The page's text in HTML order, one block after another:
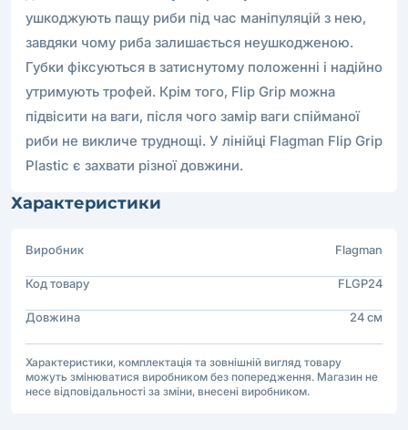
ушкоджують пащу риби під час маніпуляцій з нею,
завдяки чому риба залишається неушкодженою.
Губки фіксуються в затиснутому положенні і надійно
утримують трофей. Крім того, Flip Grip можна
підвісити на ваги, після чого замір ваги спійманої
риби не викличе труднощі. У лінійці Flagman Flip Grip
Plastic є захвати різної довжини.
Характеристики
Виробник Flagman
Код товару FLGP24
Довжина 24 см
Характеристики, комплектація та зовнішній вигляд товару
можуть змінюватися виробником без попередження. Магазин не
несе відповідальності за зміни, внесені виробником.